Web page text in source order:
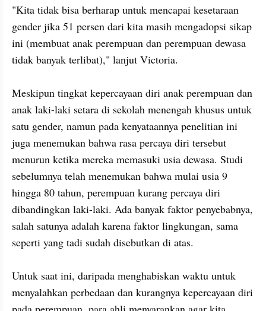
"Kita tidak bisa berharap untuk mencapai kesetaraan
gender jika 51 persen dari kita masih mengadopsi sikap
ini (membuat anak perempuan dan perempuan dewasa
tidak banyak terlibat)," lanjut Victoria.
Meskipun tingkat kepercayaan diri anak perempuan dan
anak laki-laki setara di sekolah menengah khusus untuk
satu gender, namun pada kenyataannya penelitian ini
juga menemukan bahwa rasa percaya diri tersebut
menurun ketika mereka memasuki usia dewasa. Studi
sebelumnya telah menemukan bahwa mulai usia 9
hingga 80 tahun, perempuan kurang percaya diri
dibandingkan laki-laki. Ada banyak faktor penyebabnya,
salah satunya adalah karena faktor lingkungan, sama
seperti yang tadi sudah disebutkan di atas.
Untuk saat ini, daripada menghabiskan waktu untuk
menyalahkan perbedaan dan kurangnya kepercayaan diri